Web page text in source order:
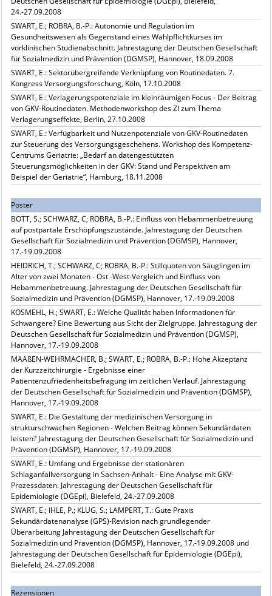
24.-27.09.2008
SWART, E.; ROBRA, B.-P.: Autonomie und Regulation im
Gesundheitswesen als Gegenstand eines Wahlpflichtkurses im
vorklinischen Studienabschnitt. Jahrestagung der Deutschen Gesellschaft
für Sozialmedizin und Prävention (DGMSP), Hannover, 18.09.2008
SWART, E.: Sektorübergreifende Verknüpfung von Routinedaten. 7.
Kongress Versorgungsforschung, Köln, 17.10.2008
SWART, E.: Verlagerungspotenziale im kleinräumigen Focus - Der Beitrag
von GKV-Routinedaten. Methodenworkshop des ZI zum Thema
Verlagerungseffekte, Berlin, 27.10.2008
SWART, E.: Verfügbarkeit und Nutzenpotenziale von GKV-Routinedaten
zur Steuerung des Versorgungsgeschehens. Workshop des Kompetenz-
Centrums Geriatrie: „Bedarf an datengestützten
Steuerungsmöglichkeiten in der GKV: Stand und Perspektiven am
Beispiel der Geriatrie“, Hamburg, 18.11.2008
Poster
BOTT, S.; SCHWARZ, C; ROBRA, B.-P.: Einfluss von Hebammenbetreuung
auf postpartale Erschöpfungszustände. Jahrestagung der Deutschen
Gesellschaft für Sozialmedizin und Prävention (DGMSP), Hannover,
17.-19.09.2008
HEIDRICH, T.; SCHWARZ, C; ROBRA, B.-P.: Stillquoten von Säuglingen im
Alter von zwei Monaten - Ost -West-Vergleich und Einfluss von
Hebammenbetreuung. Jahrestagung der Deutschen Gesellschaft für
Sozialmedizin und Prävention (DGMSP), Hannover, 17.-19.09.2008
KOSMEHL, H.; SWART, E.: Welche Qualität haben Informationen für
Schwangere? Eine Bewertung aus Sicht der Zielgruppe. Jahrestagung der
Deutschen Gesellschaft für Sozialmedizin und Prävention (DGMSP),
Hannover, 17.-19.09.2008
MAAßEN-WEHRMACHER, B.; SWART, E.; ROBRA, B.-P.: Hohe Akzeptanz
der Kurzzeitchirurgie - Ergebnisse einer
Patientenzufriedenheitsbefragung im zeitlichen Verlauf. Jahrestagung
der Deutschen Gesellschaft für Sozialmedizin und Prävention (DGMSP),
Hannover, 17.-19.09.2008
SWART, E.: Die Gestaltung der medizinischen Versorgung in
strukturschwachen Regionen - Welchen Beitrag können Sekundärdaten
leisten? Jahrestagung der Deutschen Gesellschaft für Sozialmedizin und
Prävention (DGMSP), Hannover, 17.-19.09.2008
SWART, E.: Umfang und Ergebnisse der stationären
Schlaganfallversorgung in Sachsen-Anhalt - Eine Analyse mit GKV-
Prozessdaten. Jahrestagung der Deutschen Gesellschaft für
Epidemiologie (DGEpi), Bielefeld, 24.-27.09.2008
SWART, E.; IHLE, P.; KLUG, S.; LAMPERT, T.: Gute Praxis
Sekundärdatenanalyse (GPS)-Revision nach grundlegender
Überarbeitung Jahrestagung der Deutschen Gesellschaft für
Sozialmedizin und Prävention (DGMSP), Hannover, 17.-19.09.2008 und
Jahrestagung der Deutschen Gesellschaft für Epidemiologie (DGEpi),
Bielefeld, 24.-27.09.2008
Rezensionen